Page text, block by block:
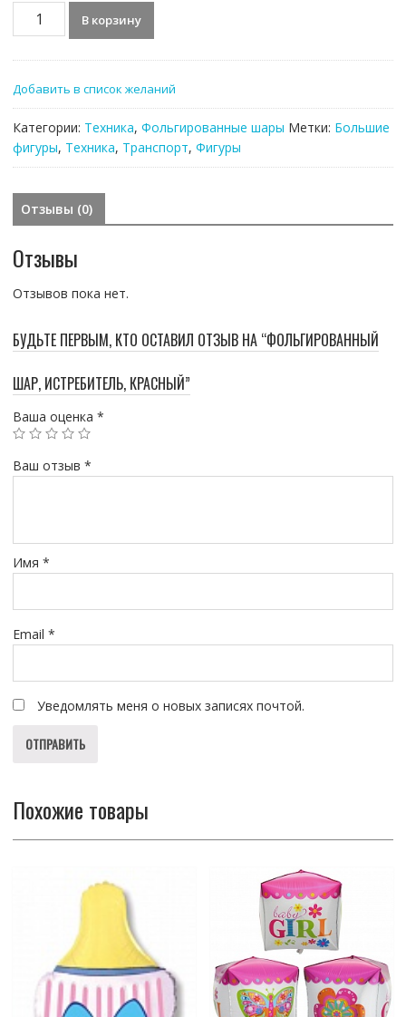
Количество
товара
Истребитель,
красный
В корзину
Добавить в список желаний
Категории: Техника, Фольгированные шары Метки: Большие
фигуры, Техника, Транспорт, Фигуры
Отзывы (0)
Отзывы
Отзывов пока нет.
БУДЬТЕ ПЕРВЫМ, КТО ОСТАВИЛ ОТЗЫВ НА “ФОЛЬГИРОВАННЫЙ
ШАР, ИСТРЕБИТЕЛЬ, КРАСНЫЙ”
Ваша оценка *
Ваш отзыв *
Имя *
Email *
Уведомлять меня о новых записях почтой.
Похожие товары